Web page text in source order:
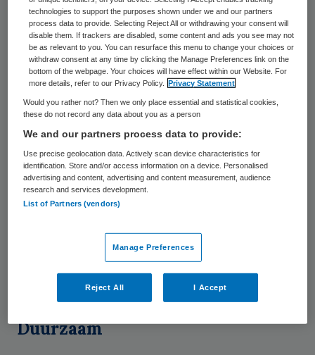
oppervlakte van bij 80 duizend vierkante
meter. Door de ingebruikname van het
nieuwe ziekenhuis denkt MST“nog betere
zorg”te kunnen bieden. Zo is de gehele
derde verdieping gekenmerkt als ‘hotfloor’,
een belangrijk onderdeel van het nieuwe
ziekenhuis. Hier zitten alle operatiekamers
en afdelingen voor intensieve verpleging.
Deze afdelingen zijn voorzien van de
modernste apparatuur en zijn centraal
derde verdieping, met de
verpleegafdelingen erboven en de
poliklinieken eronder.
Duurzaam
technologies to support the purposes shown under we and our partners
process data to provide. Selecting Reject All or withdrawing your consent will
disable them. If trackers are disabled, some content and ads you see may not
be as relevant to you. You can resurface this menu to change your choices or
withdraw consent at any time by clicking the Manage Preferences link on the
bottom of the webpage. Your choices will have effect within our Website. For
more details, refer to our Privacy Policy.
Privacy Statement
Would you rather not? Then we only place essential and statistical cookies,
these do not record any data about you as a person
We and our partners process data to provide:
Use precise geolocation data. Actively scan device characteristics for
identification. Store and/or access information on a device. Personalised
advertising and content, advertising and content measurement, audience
research and services development.
List of Partners (vendors)
Manage Preferences
Reject All I Accept